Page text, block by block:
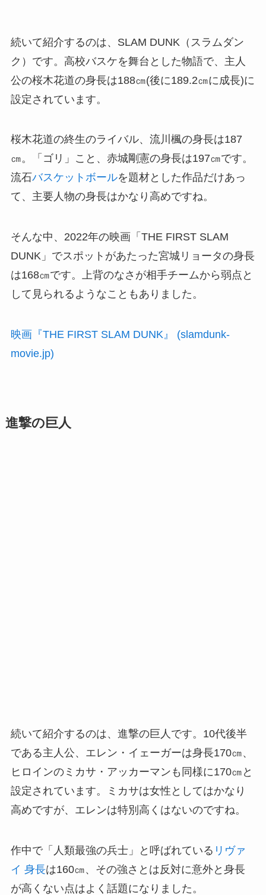
続いて紹介するのは、SLAM DUNK（スラムダン
ク）です。高校バスケを舞台とした物語で、主人
公の桜木花道の身長は188㎝(後に189.2㎝に成長)に
設定されています。
桜木花道の終生のライバル、流川楓の身長は187
㎝。「ゴリ」こと、赤城剛憲の身長は197㎝です。
流石バスケットボールを題材とした作品だけあっ
て、主要人物の身長はかなり高めですね。
そんな中、2022年の映画「THE FIRST SLAM
DUNK」でスポットがあたった宮城リョータの身長
は168㎝です。上背のなさが相手チームから弱点と
して見られるようなこともありました。
映画『THE FIRST SLAM DUNK』 (slamdunk-
movie.jp)
進撃の巨人
続いて紹介するのは、進撃の巨人です。10代後半
である主人公、エレン・イェーガーは身長170㎝、
ヒロインのミカサ・アッカーマンも同様に170㎝と
設定されています。ミカサは女性としてはかなり
高めですが、エレンは特別高くはないのですね。
作中で「人類最強の兵士」と呼ばれている リヴァ
イ 身長は160㎝、その強さとは反対に意外と身長
が高くない点はよく話題になりました。